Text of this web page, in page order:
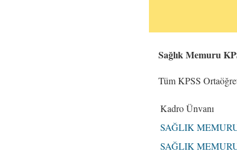
Sağlık Memuru
Tüm KPSS
Kadro Ünvanı
SAĞLIK
SAĞLIK